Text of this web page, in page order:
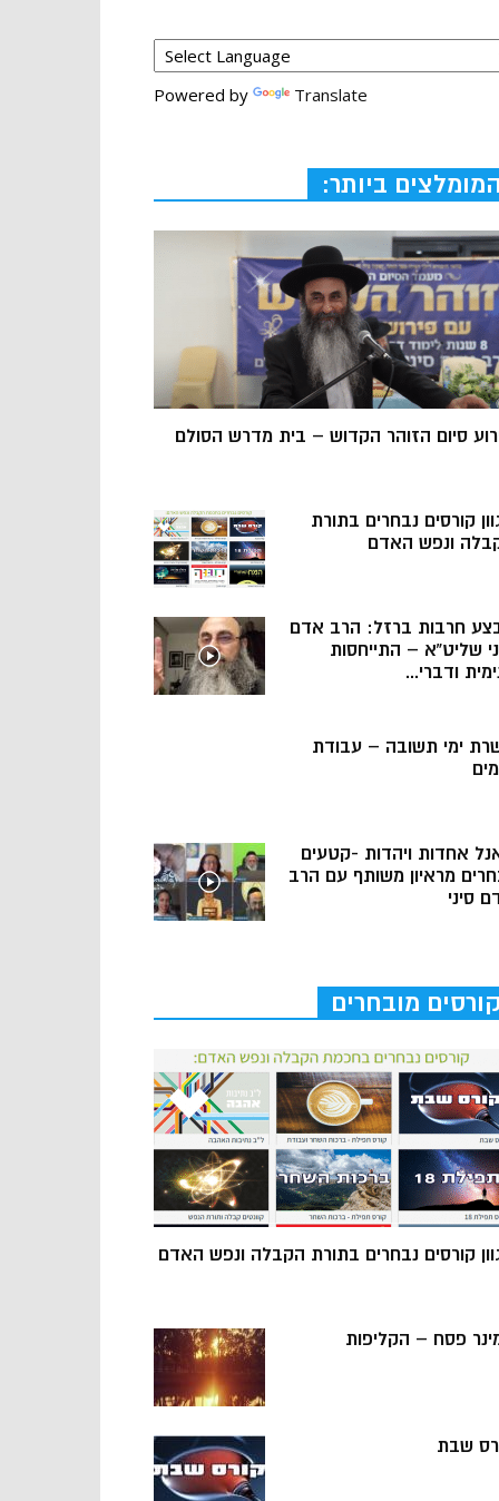
Powered by Translate
המומלצים ביותר:
סיום הזוהר הקדוש – בית מדרש הסולם
קורסים נבחרים בתורת
ונפש האדם
חרבות ברזל: הרב אדם
שליט”א – התייחסות
ודברי...
ימי תשובה – עבודת
אחדות ויהדות -קטעים
מראיון משותף עם הרב
סיני
קורסים מובחרים
קורסים נבחרים בתורת הקבלה ונפש האדם
פסח – הקליפות
שבת